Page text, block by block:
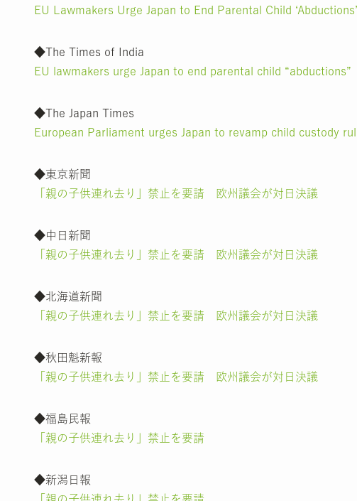
EU Lawmakers Urge Japan to End Parental Child ‘Abductions’
◆The Times of India
EU lawmakers urge Japan to end parental child “abductions”
◆The Japan Times
European Parliament urges Japan to revamp child custody
◆東京新聞
「親の子供連れ去り」禁止を要請 欧州議会が対日決議
◆中日新聞
「親の子供連れ去り」禁止を要請 欧州議会が対日決議
◆北海道新聞
「親の子供連れ去り」禁止を要請 欧州議会が対日決議
◆秋田魁新報
「親の子供連れ去り」禁止を要請 欧州議会が対日決議
◆福島民報
「親の子供連れ去り」禁止を要請
◆新潟日報
「親の子供連れ去り」禁止を要請